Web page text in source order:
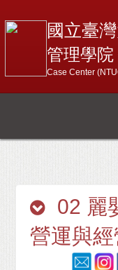
國立臺
管理學
Case Center
02 麗
營運與